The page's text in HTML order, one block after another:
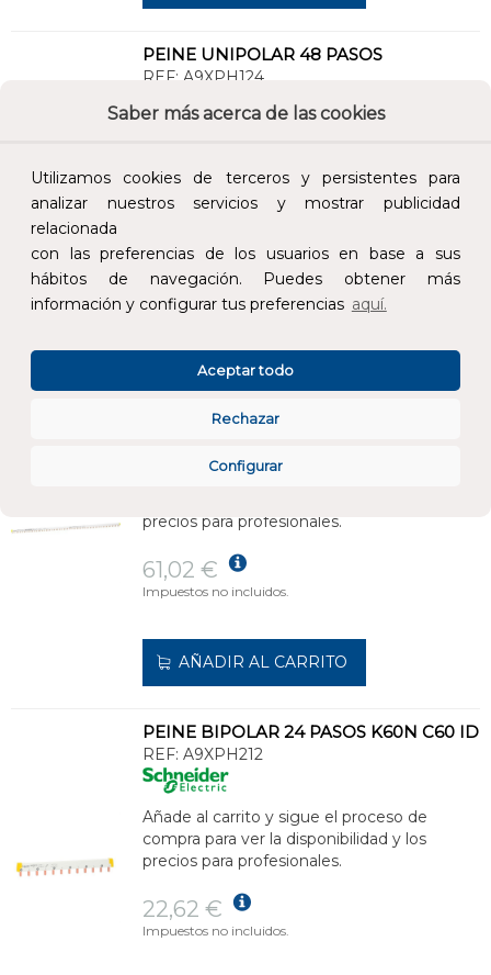
Saber más acerca de las cookies
Utilizamos cookies de terceros y persistentes para
analizar nuestros servicios y mostrar publicidad
relacionada
con las preferencias de los usuarios en base a sus
hábitos de navegación. Puedes obtener más
información y configurar tus preferencias aquí.
Configurar
Rechazar
Aceptar todo
PEINE UNIPOLAR 48 PASOS
REF: A9XPH124
precios para profesionales.
Impuestos no incluidos.
A9XPH157
Añade al carrito y sigue el proceso de
precios para profesionales.
61,02 €
Impuestos no incluidos.
AÑADIR AL CARRITO
PEINE BIPOLAR 24 PASOS K60N C60 ID
REF: A9XPH212
Añade al carrito y sigue el proceso de
compra para ver la disponibilidad y los
precios para profesionales.
22,62 €
Impuestos no incluidos.